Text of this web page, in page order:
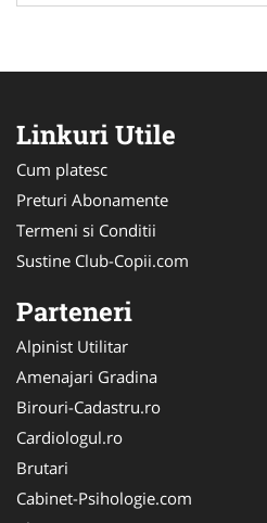
Linkuri Utile
Cum platesc
Preturi Abonamente
Termeni si Conditii
Sustine Club-Copii.com
Parteneri
Alpinist Utilitar
Amenajari Gradina
Birouri-Cadastru.ro
Cardiologul.ro
Brutari
Cabinet-Psihologie.com